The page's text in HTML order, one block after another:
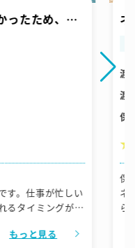
たため、
ったです。
す。仕事が忙しい
るタイミングが限
などを気にせず相
もっと見る
渡
渡
保
保
ネ
ら